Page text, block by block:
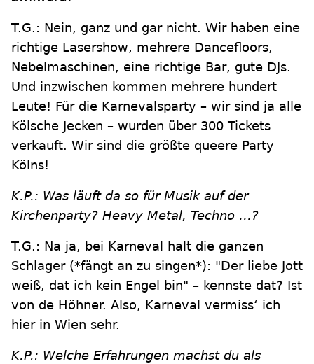
T.G.: Nein, ganz und gar nicht. Wir haben eine
richtige Lasershow, mehrere Dancefloors,
Nebelmaschinen, eine richtige Bar, gute DJs.
Und inzwischen kommen mehrere hundert
Leute! Für die Karnevalsparty – wir sind ja alle
Kölsche Jecken – wurden über 300 Tickets
verkauft. Wir sind die größte queere Party
Kölns!
K.P.: Was läuft da so für Musik auf der
Kirchenparty? Heavy Metal, Techno …?
T.G.: Na ja, bei Karneval halt die ganzen
Schlager (*fängt an zu singen*): "Der liebe Jott
weiß, dat ich kein Engel bin" – kennste dat? Ist
von de Höhner. Also, Karneval vermiss‘ ich
hier in Wien sehr.
K.P.: Welche Erfahrungen machst du als